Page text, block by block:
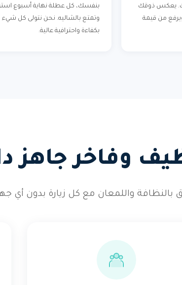
يعكس ذوقك
من قيمة
بنفسك، كل عطلة نهاية أسبوع
وتمتع بالشاليه. نحن نتولى كل شيء
بكفاءة واحترافية عالية.
وفاخر جاهز
بالنظافة واللمعان مع كل زيارة بدون أي